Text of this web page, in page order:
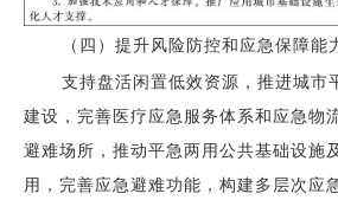
（四）提升风险防控和应急保障能
支持盘活闲置低效资源，推进城市
建设，完善医疗应急服务体系和应急物
避难场所，推动平急两用公共基础设施
用，完善应急避难功能，构建多层次应